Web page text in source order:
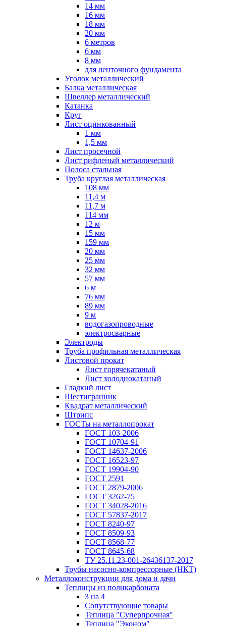
14 мм
16 мм
18 мм
20 мм
6 метров
6 мм
8 мм
для ленточного фундамента
Уголок металлический
Балка металлическая
Швеллер металлический
Катанка
Круг
Лист оцинкованный
1 мм
1,5 мм
Лист просечной
Лист рифленый металлический
Полоса стальная
Труба круглая металлическая
108 мм
11,4 м
11,7 м
114 мм
12 м
15 мм
159 мм
20 мм
25 мм
32 мм
57 мм
6 м
76 мм
89 мм
9 м
водогазопроводные
электросварные
Электроды
Труба профильная металлическая
Листовой прокат
Лист горячекатаный
Лист холоднокатаный
Гладкий лист
Шестигранник
Квадрат металлический
Штрипс
ГОСТы на металлопрокат
ГОСТ 103-2006
ГОСТ 10704-91
ГОСТ 14637-2006
ГОСТ 16523-97
ГОСТ 19904-90
ГОСТ 2591
ГОСТ 2879-2006
ГОСТ 3262-75
ГОСТ 34028-2016
ГОСТ 57837-2017
ГОСТ 8240-97
ГОСТ 8509-93
ГОСТ 8568-77
ГОСТ 8645-68
ТУ 25.11.23-001-26436137-2017
Трубы насосно-компрессорные (НКТ)
Металлоконструкции для дома и дачи
Теплицы из поликарбоната
3 на 4
Сопутствующие товары
Теплица "Суперпрочная"
Теплица "Эконом"